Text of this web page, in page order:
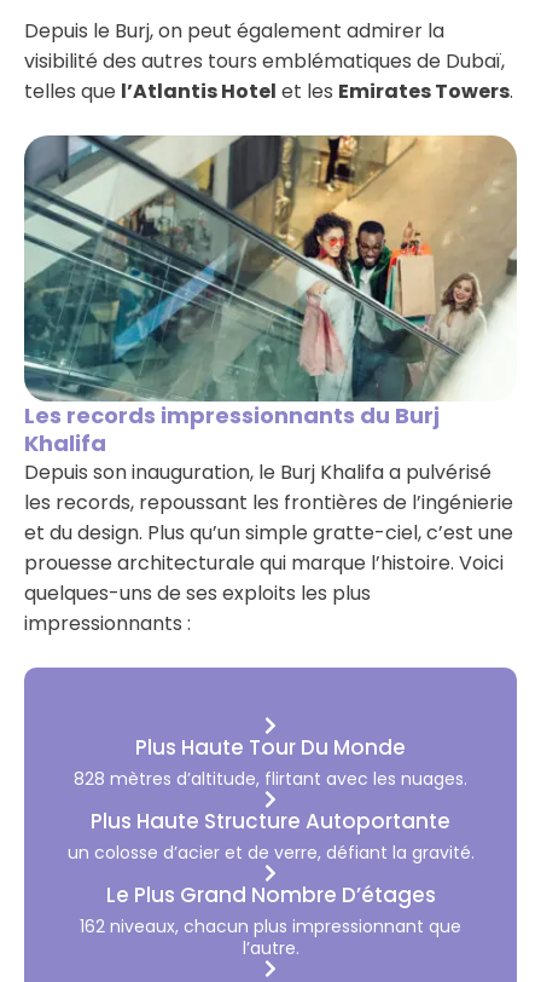
Depuis le Burj, on peut également admirer la
visibilité des autres tours emblématiques de Dubaï,
telles que l’Atlantis Hotel et les Emirates Towers.
Les records impressionnants du Burj
Khalifa
Depuis son inauguration, le Burj Khalifa a pulvérisé
les records, repoussant les frontières de l’ingénierie
et du design. Plus qu’un simple gratte-ciel, c’est une
prouesse architecturale qui marque l’histoire. Voici
quelques-uns de ses exploits les plus
impressionnants :
Plus Haute Tour Du Monde
828 mètres d’altitude, flirtant avec les nuages.
Plus Haute Structure Autoportante
un colosse d’acier et de verre, défiant la gravité.
Le Plus Grand Nombre D’étages
162 niveaux, chacun plus impressionnant que
l’autre.